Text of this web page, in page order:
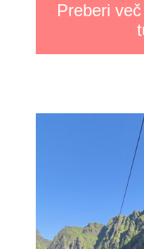
Preberi